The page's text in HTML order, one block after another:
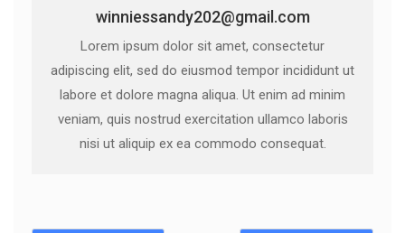
winniessandy202@gmail.com
Lorem ipsum dolor sit amet, consectetur
adipiscing elit, sed do eiusmod tempor incididunt ut
labore et dolore magna aliqua. Ut enim ad minim
veniam, quis nostrud exercitation ullamco laboris
nisi ut aliquip ex ea commodo consequat.